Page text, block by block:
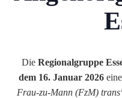
Die Regionalgruppe
dem 16. Januar 2026eine
Frau-zu-Mann (FzM)